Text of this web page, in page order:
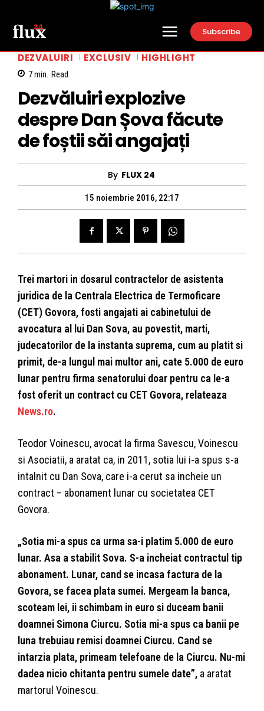
Subscribe
DEZVALUIRI EXCLUSIV HIGHLIGHT
7min. Read
Dezvăluiri explozive
despre Dan Șova făcute
de foștii săi angajați
By FLUX 24
15 noiembrie 2016, 22:17
Trei martori in dosarul contractelor de asistenta
juridica de la Centrala Electrica de Termoficare
(CET) Govora, fosti angajati ai cabinetului de
avocatura al lui Dan Sova, au povestit, marti,
judecatorilor de la instanta suprema, cum au platit si
primit, de-a lungul mai multor ani, cate 5.000 de euro
lunar pentru firma senatorului doar pentru ca le-a
fost oferit un contract cu CET Govora, relateaza
News.ro.
Teodor Voinescu, avocat la firma Savescu, Voinescu
si Asociatii, a aratat ca, in 2011, sotia lui i-a spus s-a
intalnit cu Dan Sova, care i-a cerut sa incheie un
contract – abonament lunar cu societatea CET
Govora.
„Sotia mi-a spus ca urma sa-i platim 5.000 de euro
lunar. Asa a stabilit Sova. S-a incheiat contractul tip
abonament. Lunar, cand se incasa factura de la
Govora, se facea plata sumei. Mergeam la banca,
scoteam lei, ii schimbam in euro si duceam banii
doamnei Simona Ciurcu. Sotia mi-a spus ca banii pe
luna trebuiau remisi doamnei Ciurcu. Cand se
intarzia plata, primeam telefoane de la Ciurcu. Nu-mi
dadea nicio chitanta pentru sumele date”, a aratat
martorul Voinescu.